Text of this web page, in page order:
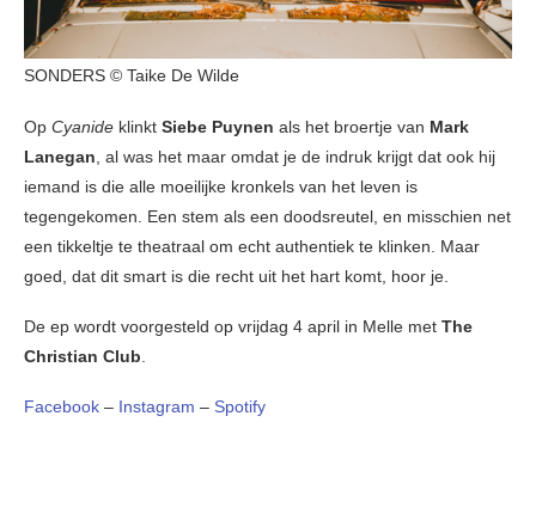
SONDERS © Taike De Wilde
Op Cyanide klinkt Siebe Puynen als het broertje van Mark
Lanegan, al was het maar omdat je de indruk krijgt dat ook hij
iemand is die alle moeilijke kronkels van het leven is
tegengekomen. Een stem als een doodsreutel, en misschien net
een tikkeltje te theatraal om echt authentiek te klinken. Maar
goed, dat dit smart is die recht uit het hart komt, hoor je.
De ep wordt voorgesteld op vrijdag 4 april in Melle met The
Christian Club.
Facebook – Instagram – Spotify